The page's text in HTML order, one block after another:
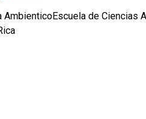
AmbienticoEscuela de Ciencias